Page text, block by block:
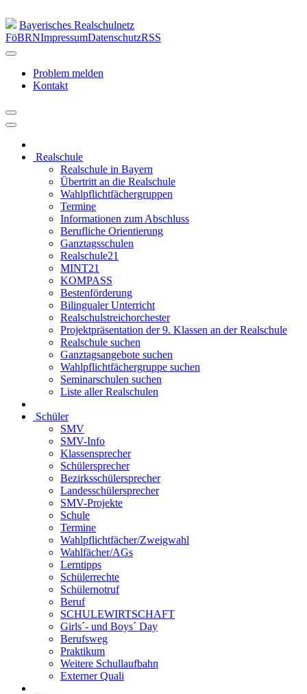
Bayerisches Realschulnetz
FöBRNImpressumDatenschutzRSS
Problem melden
Kontakt
Realschule
Realschule in Bayern
Übertritt an die Realschule
Wahlpflichtfächergruppen
Termine
Informationen zum Abschluss
Berufliche Orientierung
Ganztagsschulen
Realschule21
MINT21
KOMPASS
Bestenförderung
Bilingualer Unterricht
Realschulstreichorchester
Projektpräsentation der 9. Klassen an der Realschule
Realschule suchen
Ganztagsangebote suchen
Wahlpflichtfächergruppe suchen
Seminarschulen suchen
Liste aller Realschulen
Schüler
SMV
SMV-Info
Klassensprecher
Schülersprecher
Bezirksschülersprecher
Landesschülersprecher
SMV-Projekte
Schule
Termine
Wahlpflichtfächer/Zweigwahl
Wahlfächer/AGs
Lerntipps
Schülerrechte
Schülernotruf
Beruf
SCHULEWIRTSCHAFT
Girls´- und Boys´ Day
Berufsweg
Praktikum
Weitere Schullaufbahn
Externer Quali